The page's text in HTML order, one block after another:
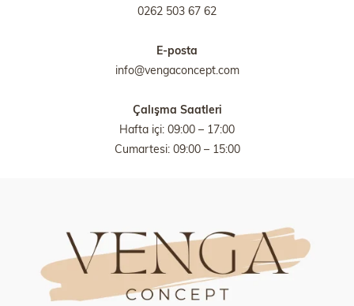
0262 503 67 62
E-posta
info@vengaconcept.com
Çalışma Saatleri
Hafta içi: 09:00 – 17:00
Cumartesi: 09:00 – 15:00